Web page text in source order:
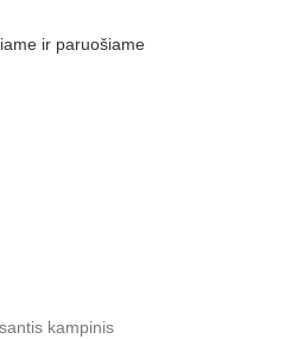
ir paruošiame
kampinis